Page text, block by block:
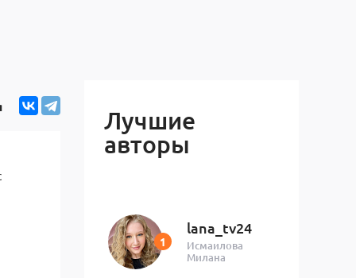
Лучшие
авторы
lana_tv24
Исмаилова
Милана